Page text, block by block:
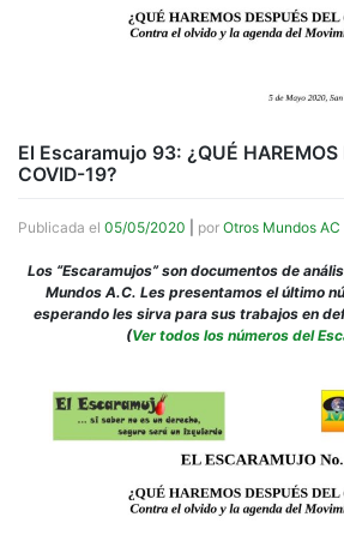
El Escaramujo 93: ¿QUÉ HAREMOS
COVID-19?
Publicada el 05/05/2020 por Otros Mundos AC
Los “Escaramujos” son documentos de
Mundos A.C. Les presentamos el último
esperando les sirva para sus trabajos en
(Ver todos los números del